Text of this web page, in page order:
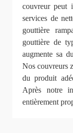
couvreur peut
services de
gouttière
gouttière de
augmente sa
Nos couvreurs
du produit
Après notre
entièrement